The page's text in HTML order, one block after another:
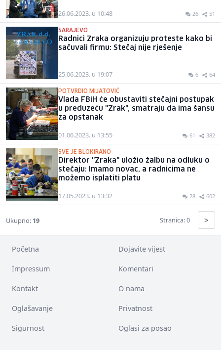
26.06.2023. u 10:48 26 51
SARAJEVO
Radnici Zraka organizuju proteste kako bi
sačuvali firmu: Stečaj nije rješenje
25.06.2023. u 19:07 6 64
POTVRDIO MIJATOVIĆ
Vlada FBiH će obustaviti stečajni postupak
u preduzeću "Zrak", smatraju da ima šansu
za opstanak
01.06.2023. u 13:55 61 382
SVE JE BLOKIRANO
Direktor "Zraka" uložio žalbu na odluku o
stečaju: Imamo novac, a radnicima ne
možemo isplatiti platu
17.05.2023. u 13:32 28 602
Ukupno: 19 Stranica: 0 >
Početna Dojavite vijest
Impressum Komentari
Kontakt O nama
Oglašavanje Privatnost
Sigurnost Oglasi za posao